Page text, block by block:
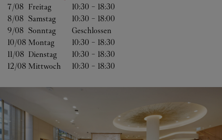
7/08 Freitag 10:30 - 18:30
8/08 Samstag 10:30 - 18:00
9/08 Sonntag
Geschlossen
10/08 Montag 10:30 - 18:30
11/08 Dienstag 10:30 - 18:30
12/08 Mittwoch 10:30 - 18:30